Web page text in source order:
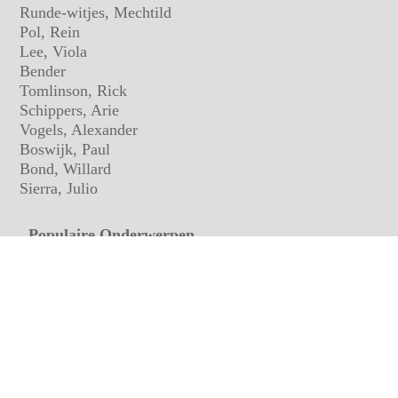
Runde-witjes, Mechtild
Pol, Rein
Lee, Viola
Bender
Tomlinson, Rick
Schippers, Arie
Vogels, Alexander
Boswijk, Paul
Bond, Willard
Sierra, Julio
Populaire Onderwerpen